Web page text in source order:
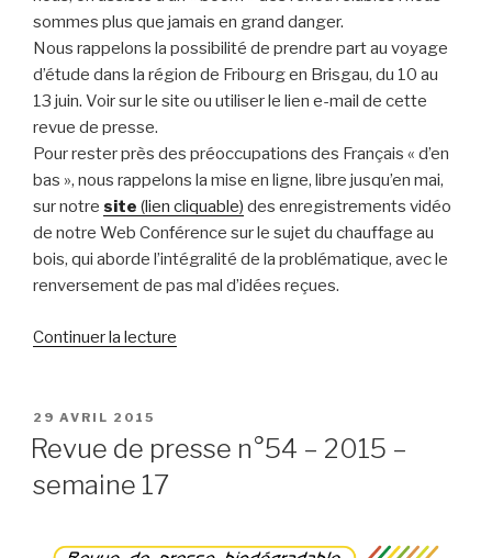
sommes plus que jamais en grand danger.
Nous rappelons la possibilité de prendre part au voyage
d’étude dans la région de Fribourg en Brisgau, du 10 au
13 juin. Voir sur le site ou utiliser le lien e-mail de cette
revue de presse.
Pour rester près des préoccupations des Français « d’en
bas », nous rappelons la mise en ligne, libre jusqu’en mai,
sur notre site (lien cliquable) des enregistrements vidéo
de notre Web Conférence sur le sujet du chauffage au
bois, qui aborde l’intégralité de la problématique, avec le
renversement de pas mal d’idées reçues.
Continuer la lecture
n°55
semaine
PUBLIÉ
LE
29 AVRIL 2015
Revue de presse n°54 – 2015 –
semaine 17